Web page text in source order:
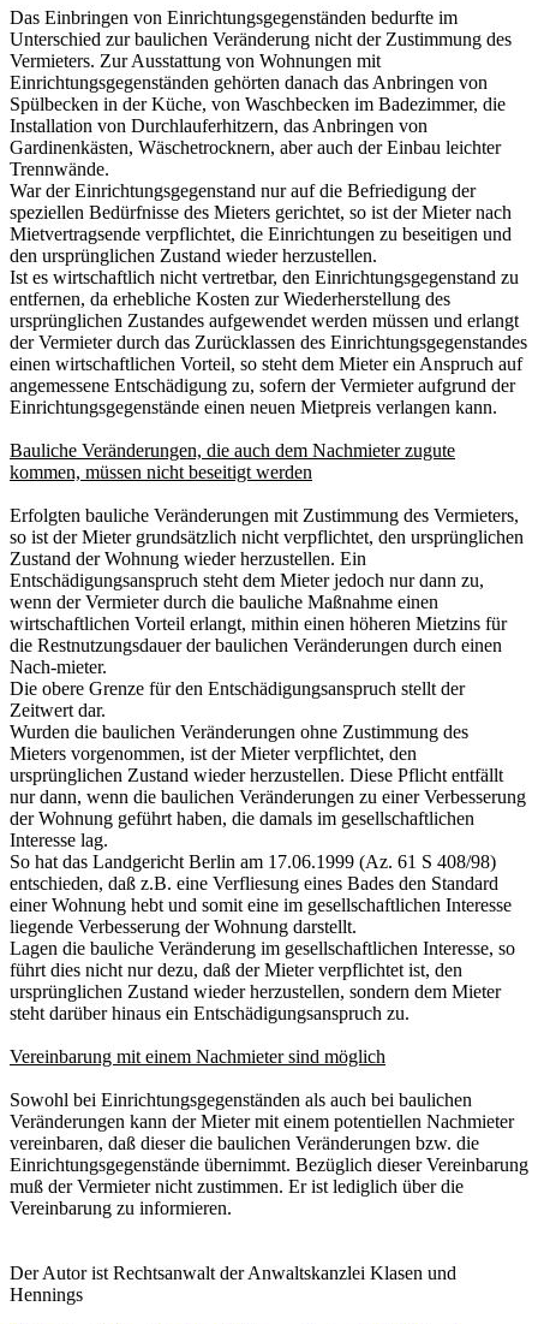
Das Einbringen von Einrichtungsgegenständen bedurfte im
Unterschied zur baulichen Veränderung nicht der Zustimmung des
Vermieters. Zur Ausstattung von Wohnungen mit
Einrichtungsgegenständen gehörten danach das Anbringen von
Spülbecken in der Küche, von Waschbecken im Badezimmer, die
Installation von Durchlauferhitzern, das Anbringen von
Gardinenkästen, Wäschetrocknern, aber auch der Einbau leichter
Trennwände.
War der Einrichtungsgegenstand nur auf die Befriedigung der
speziellen Bedürfnisse des Mieters gerichtet, so ist der Mieter nach
Mietvertragsende verpflichtet, die Einrichtungen zu beseitigen und
den ursprünglichen Zustand wieder herzustellen.
Ist es wirtschaftlich nicht vertretbar, den Einrichtungsgegenstand zu
entfernen, da erhebliche Kosten zur Wiederherstellung des
ursprünglichen Zustandes aufgewendet werden müssen und erlangt
der Vermieter durch das Zurücklassen des Einrichtungsgegenstandes
einen wirtschaftlichen Vorteil, so steht dem Mieter ein Anspruch auf
angemessene Entschädigung zu, sofern der Vermieter aufgrund der
Einrichtungsgegenstände einen neuen Mietpreis verlangen kann.
Bauliche Veränderungen, die auch dem Nachmieter zugute
kommen, müssen nicht beseitigt werden
Erfolgten bauliche Veränderungen mit Zustimmung des Vermieters,
so ist der Mieter grundsätzlich nicht verpflichtet, den ursprünglichen
Zustand der Wohnung wieder herzustellen. Ein
Entschädigungsanspruch steht dem Mieter jedoch nur dann zu,
wenn der Vermieter durch die bauliche Maßnahme einen
wirtschaftlichen Vorteil erlangt, mithin einen höheren Mietzins für
die Restnutzungsdauer der baulichen Veränderungen durch einen
Nach-mieter.
Die obere Grenze für den Entschädigungsanspruch stellt der
Zeitwert dar.
Wurden die baulichen Veränderungen ohne Zustimmung des
Mieters vorgenommen, ist der Mieter verpflichtet, den
ursprünglichen Zustand wieder herzustellen. Diese Pflicht entfällt
nur dann, wenn die baulichen Veränderungen zu einer Verbesserung
der Wohnung geführt haben, die damals im gesellschaftlichen
Interesse lag.
So hat das Landgericht Berlin am 17.06.1999 (Az. 61 S 408/98)
entschieden, daß z.B. eine Verfliesung eines Bades den Standard
einer Wohnung hebt und somit eine im gesellschaftlichen Interesse
liegende Verbesserung der Wohnung darstellt.
Lagen die bauliche Veränderung im gesellschaftlichen Interesse, so
führt dies nicht nur dezu, daß der Mieter verpflichtet ist, den
ursprünglichen Zustand wieder herzustellen, sondern dem Mieter
steht darüber hinaus ein Entschädigungsanspruch zu.
Vereinbarung mit einem Nachmieter sind möglich
Sowohl bei Einrichtungsgegenständen als auch bei baulichen
Veränderungen kann der Mieter mit einem potentiellen Nachmieter
vereinbaren, daß dieser die baulichen Veränderungen bzw. die
Einrichtungsgegenstände übernimmt. Bezüglich dieser Vereinbarung
muß der Vermieter nicht zustimmen. Er ist lediglich über die
Vereinbarung zu informieren.
Der Autor ist Rechtsanwalt der Anwaltskanzlei Klasen und
Hennings